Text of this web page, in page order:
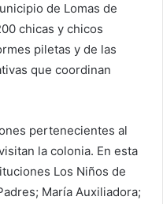
de Lomas de
chicas y chicos
piletas y de las
que coordinan
pertenecientes al
la colonia. En esta
Los Niños de
María Auxiliadora;